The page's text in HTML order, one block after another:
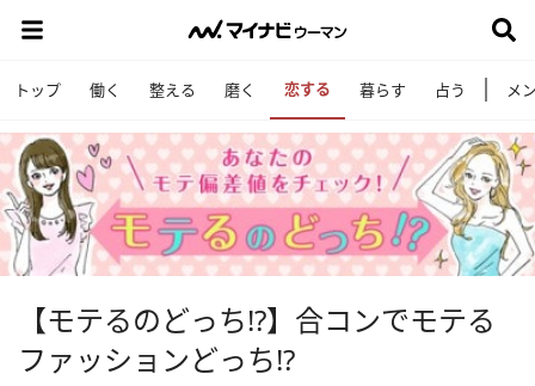
トップ 働く 整える 磨く 恋する 暮らす 占う メ
【モテるのどっち!?】合コンでモテる
ファッションどっち!?